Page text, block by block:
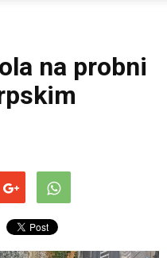
na probni